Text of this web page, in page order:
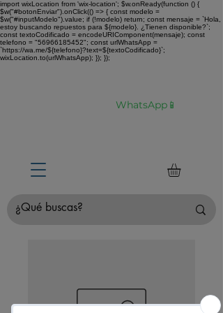
import wixLocation from 'wix-location'; $w.onReady(function () {
$w("#botonEnviar").onClick(() => { const modelo =
$w("#inputModelo").value; if (!modelo) return; const mensaje = `Hola,
estoy buscando repuestos para ${modelo}. ¿Tienen disponible?`;
const textoCodificado = encodeURIComponent(mensaje); const
telefono = "56966185452"; const urlWhatsApp =
`https://wa.me/${telefono}?text=${textoCodificado}`;
wixLocation.to(urlWhatsApp); }); });
WhatsApp📱